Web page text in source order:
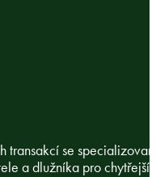
transakcí se
a dlužníka pro chytřejší